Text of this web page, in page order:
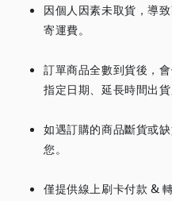
因個人因素未取貨，導
寄運費。
訂單商品全數到貨後，
指定日期、延長時間出貨
如遇訂購的商品斷貨或
您。
僅提供線上刷卡付款 &